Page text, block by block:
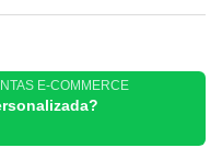
E-COMMERCE